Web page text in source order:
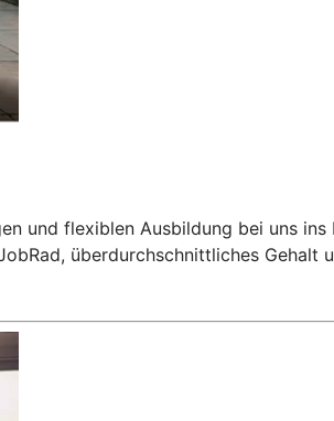
und flexiblen Ausbildung bei uns
überdurchschnittliches Gehalt